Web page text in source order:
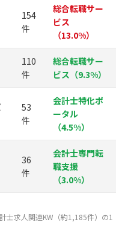
154
件
総合転職サー
ビス
（13.0%）
110
件
総合転職サー
ビス（9.3%）
53
件
会計士特化ポ
ータル
（4.5%）
36
件
会計士専門転
職支援
（3.0%）
士求人関連KW（約1,185件）の1